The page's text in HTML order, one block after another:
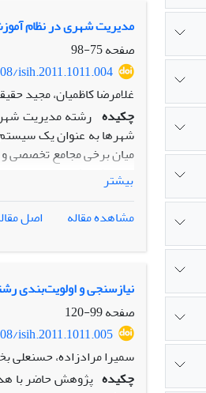
فرصت تسهیم دانش در
دانشگاهی مرور شده است. در
قلمرو آموزش عالی قرار
مدیریت شهری در نظام
صفحه75-98
isih.2011.1011.004
غلامرضا کاظمیان، مجید
چکیده رشته مدیریت
شهرها به عنوان یک
میان برخی مجامع تخصصی و
میان‌رشته فاصله زیادی
شناسایی ماهیت رشته
آن؛ و سوم ارزیابی و
مصاحبه با متخصصان و
توجه جدی به این ماهیت در
مدیریت شهری طبق
بسیاری از مسائل و
در دانشگاه‌های خارجی
بیشتر
مشاهده مقاله
اصل
نیازسنجی و اولویت‌بندی
صفحه99-120
isih.2011.1011.005
سمیرا مرادزاده، حسنعلی
چکیده پژوهش حاضر با